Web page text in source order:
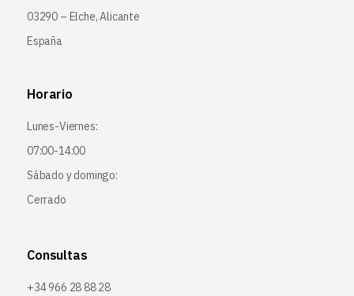
03290 – Elche, Alicante
España
Horario
Lunes-Viernes:
07:00-14:00
Sábado y domingo:
Cerrado
Consultas
+34 966 28 88 28